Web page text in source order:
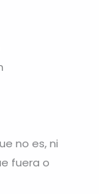
no es, ni
fuera o